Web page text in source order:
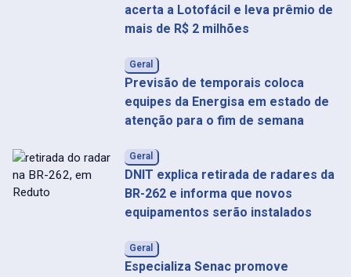
acerta a Lotofácil e leva prêmio de
mais de R$ 2 milhões
Geral
Previsão de temporais coloca
equipes da Energisa em estado de
atenção para o fim de semana
Geral
DNIT explica retirada de radares da
BR-262 e informa que novos
equipamentos serão instalados
Geral
Especializa Senac promove